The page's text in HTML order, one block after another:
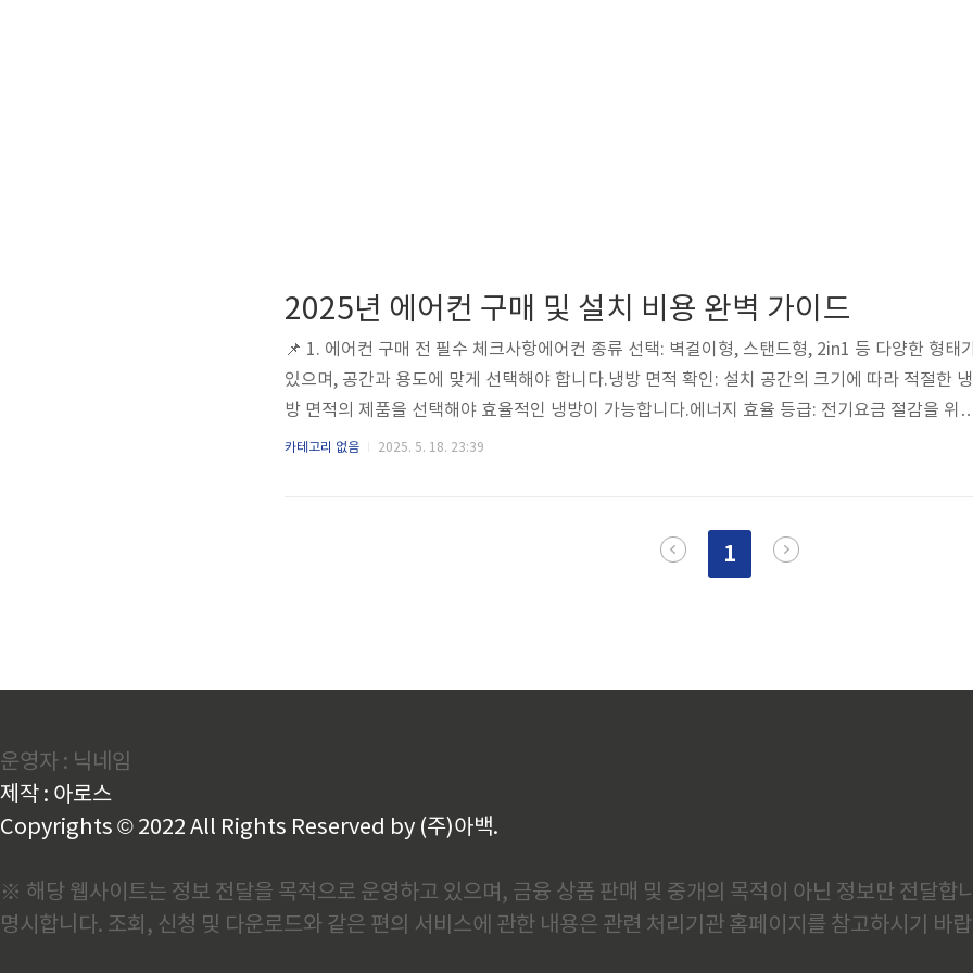
2025년 에어컨 구매 및 설치 비용 완벽 가이드
📌 1. 에어컨 구매 전 필수 체크사항에어컨 종류 선택: 벽걸이형, 스탠드형, 2in1 등 다양한 형태
있으며, 공간과 용도에 맞게 선택해야 합니다.냉방 면적 확인: 설치 공간의 크기에 따라 적절한 냉
방 면적의 제품을 선택해야 효율적인 냉방이 가능합니다.에너지 효율 등급: 전기요금 절감을 위
높은 에너지 효율 등급의 제품을 고려하세요.💰 2. 기본 설치비용 및 포함 항목기본 설치비용: 일
연결🔧 3. 추가 설치비용 발생 요인배관 연장: 기본 제공 길이를 초과하는 경우, 추가 비용이 발생
카테고리 없음 2025. 5. 18. 23:39
1
운영자 : 닉네임
제작 : 아로스
Copyrights © 2022 All Rights Reserved by (주)아백.
※ 해당 웹사이트는 정보 전달을 목적으로 운영하고 있으며, 금융 상품 판매 및 중개의 목적이 아닌 정보만 전달합
명시합니다. 조회, 신청 및 다운로드와 같은 편의 서비스에 관한 내용은 관련 처리기관 홈페이지를 참고하시기 바